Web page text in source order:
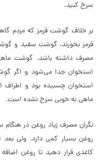
سرخ کنید.
بر خلاف گوشت قرمز که مردم
قرمز بخورند، گوشت سفید و
مصرف داشته باشد. گوشت
استخوان جدا می‌شود و اگر
استخوان چسبیده بود و اطراف
ماهی به خوبی سرخ نشده است.
نگران مصرف زیاد روغن در
روغن بسیار کمی دارد. ولی
کاغذی قرار دهید تا روغن